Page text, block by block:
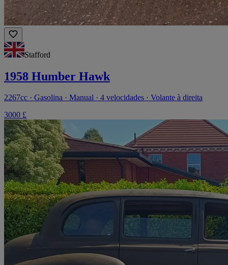
Stafford
1958 Humber Hawk
2267cc · Gasolina · Manual · 4 velocidades · Volante à direita
3000 £